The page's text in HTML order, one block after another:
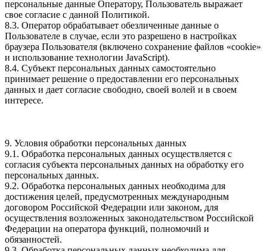
персональные данные Оператору, Пользователь выражает
свое согласие с данной Политикой.
8.3. Оператор обрабатывает обезличенные данные о
Пользователе в случае, если это разрешено в настройках
браузера Пользователя (включено сохранение файлов «cookie»
и использование технологии JavaScript).
8.4. Субъект персональных данных самостоятельно
принимает решение о предоставлении его персональных
данных и дает согласие свободно, своей волей и в своем
интересе.
9. Условия обработки персональных данных
9.1. Обработка персональных данных осуществляется с
согласия субъекта персональных данных на обработку его
персональных данных.
9.2. Обработка персональных данных необходима для
достижения целей, предусмотренных международным
договором Российской Федерации или законом, для
осуществления возложенных законодательством Российской
Федерации на оператора функций, полномочий и
обязанностей.